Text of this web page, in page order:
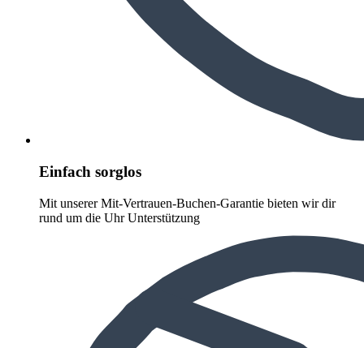
Einfach sorglos
Mit unserer Mit-Vertrauen-Buchen-Garantie bieten wir dir
rund um die Uhr Unterstützung